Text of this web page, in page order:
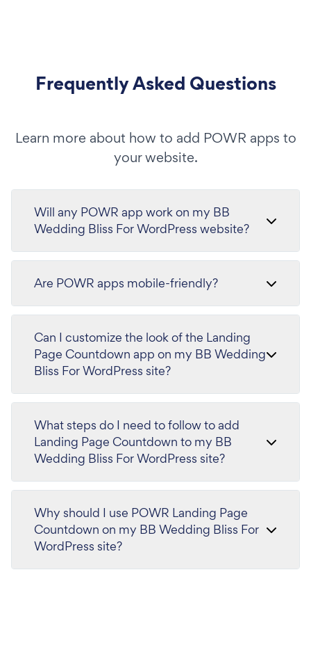
Frequently Asked Questions
Learn more about how to add POWR apps to
your website.
Will any POWR app work on my BB
Wedding Bliss For WordPress website?
Are POWR apps mobile-friendly?
Can I customize the look of the Landing
Page Countdown app on my BB Wedding
Bliss For WordPress site?
What steps do I need to follow to add
Landing Page Countdown to my BB
Wedding Bliss For WordPress site?
Why should I use POWR Landing Page
Countdown on my BB Wedding Bliss For
WordPress site?